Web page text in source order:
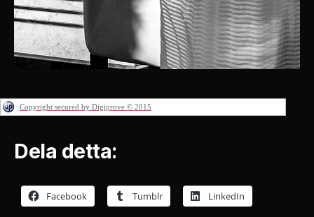
Copyright secured by Digiprove © 2015
Dela detta:
Facebook Tumblr LinkedIn